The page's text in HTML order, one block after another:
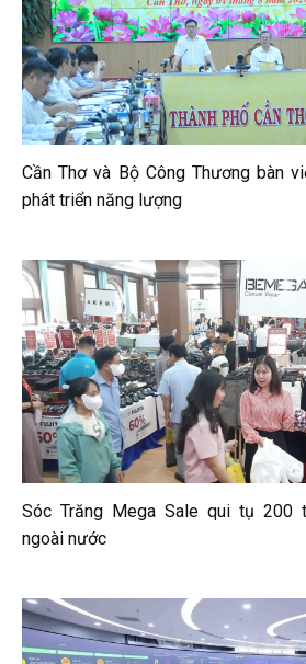
Cần Thơ và Bộ Công Thương bàn
phát triển năng lượng
Sóc Trăng Mega Sale qui tụ 200
ngoài nước